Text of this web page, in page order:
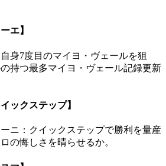
エ】
身7度目のマイヨ・ヴェールを狙
持つ最多マイヨ・ヴェール記録更新
ックステップ】
ニ：クイックステップで勝利を量産
の悔しさを晴らせるか。